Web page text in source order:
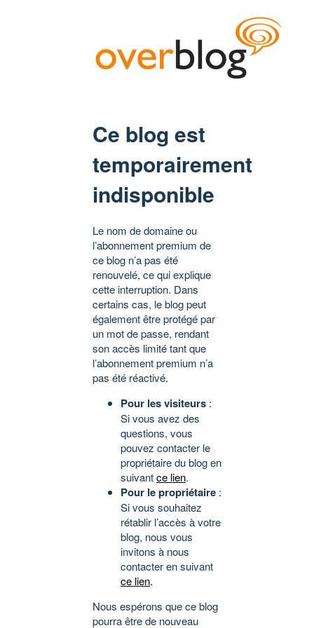
Ce blog est
temporairement
indisponible
Le nom de domaine ou
l’abonnement premium de
ce blog n’a pas été
renouvelé, ce qui explique
cette interruption. Dans
certains cas, le blog peut
également être protégé par
un mot de passe, rendant
son accès limité tant que
l’abonnement premium n’a
pas été réactivé.
Pour les visiteurs :
Si vous avez des
questions, vous
pouvez contacter le
propriétaire du blog en
suivantce lien.
Pour le propriétaire :
Si vous souhaitez
rétablir l’accès à votre
blog, nous vous
invitons à nous
contacter en suivant
ce lien.
Nous espérons que ce blog
pourra être de nouveau